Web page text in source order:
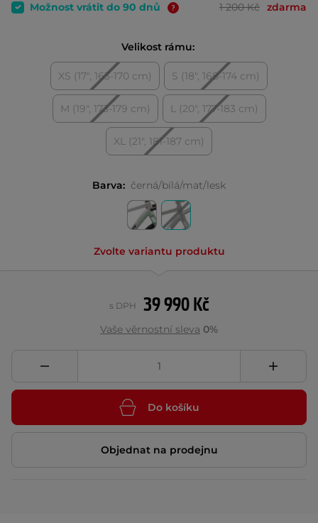
Možnost vrátit do 90 dnů 1 200 Kč zdarma
Velikost rámu:
XS (17", 163-170 cm) S (18", 168-174 cm)
M (19", 173-179 cm) L (20", 177-183 cm)
XL (21", 181-187 cm)
Barva: černá/bílá/mat/lesk
Zvolte variantu produktu
39 990 Kč
s DPH
Vaše věrnostní sleva 0%
Do košíku
Objednat na prodejnu